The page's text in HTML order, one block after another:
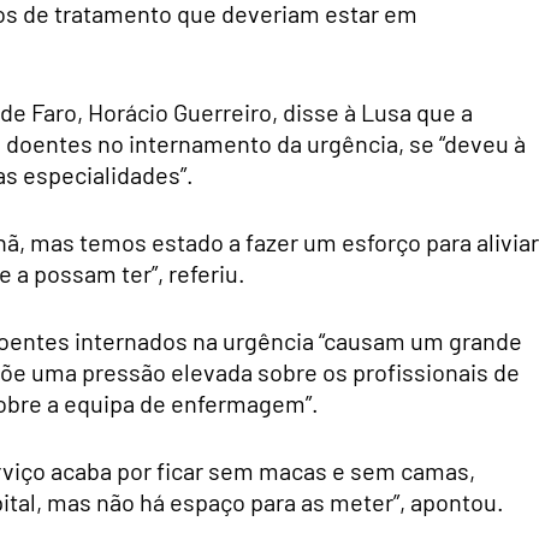
de tratamento que deveriam estar em
Faro, Horácio Guerreiro, disse à Lusa que a
no internamento da urgência, se “deveu à
especialidades”.
mas temos estado a fazer um esforço para
a possam ter”, referiu.
internados na urgência “causam um grande
uma pressão elevada sobre os profissionais de
a equipa de enfermagem”.
acaba por ficar sem macas e sem camas,
mas não há espaço para as meter”, apontou.